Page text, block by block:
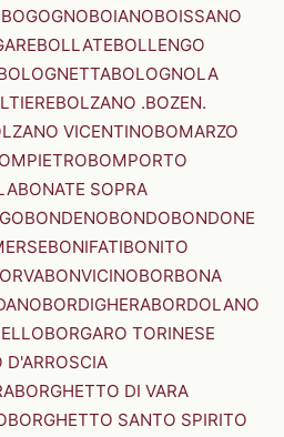
BOGOGNOBOIANOBOISSANO
BOLLATEBOLLENGO
BOLOGNOLA
BOLZANO .BOZEN.
VICENTINOBOMARZO
BOMPORTO
BONATE SOPRA
BONDENOBONDOBONDONE
BONIFATIBONITO
BONVICINOBORBONA
BORDIGHERABORDOLANO
BORGARO TORINESE
D'ARROSCIA
BORGHETTO DI VARA
BORGHETTO SANTO SPIRITO